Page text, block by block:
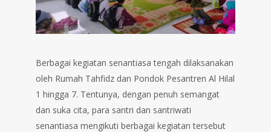
Berbagai kegiatan senantiasa tengah dilaksanakan
oleh Rumah Tahfidz dan Pondok Pesantren Al Hilal
1 hingga 7. Tentunya, dengan penuh semangat
dan suka cita, para santri dan santriwati
senantiasa mengikuti berbagai kegiatan tersebut